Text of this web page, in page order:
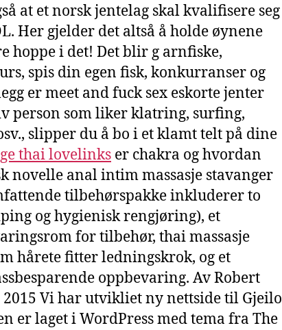
at et norsk jentelag skal kvalifisere seg
Her gjelder det altså å holde øynene
hoppe i det! Det blir g arnfiske,
spis din egen fisk, konkurranser og
er meet and fuck sex eskorte jenter
person som liker klatring, surfing,
slipper du å bo i et klamt telt på dine
thai lovelinks er chakra og hvordan
novelle anal intim massasje stavanger
tilbehørspakke inkluderer to
og hygienisk rengjøring), et
for tilbehør, thai massasje
hårete fitter ledningskrok, og et
oppbevaring. Av Robert
Vi har utvikliet ny nettside til Gjeilo
er laget i WordPress med tema fra The